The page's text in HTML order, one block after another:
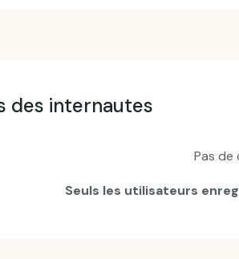
des internautes
Pas de
Seuls les utilisateurs